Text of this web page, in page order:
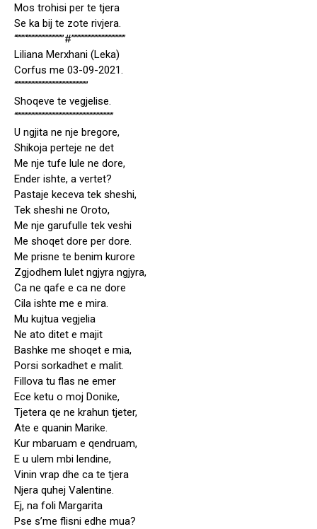
Mos trohisi per te tjera
Se ka bij te zote rivjera.
“”””‘”””””””””””””#”””””””””””””””””””
Liliana Merxhani (Leka)
Corfus me 03-09-2021.
“”””””””””””””””””””””””””
Shoqeve te vegjelise.
“””””””””””””””””””””””””””””””””””
U ngjita ne nje bregore,
Shikoja perteje ne det
Me nje tufe lule ne dore,
Ender ishte, a vertet?
Pastaje keceva tek sheshi,
Tek sheshi ne Oroto,
Me nje garufulle tek veshi
Me shoqet dore per dore.
Me prisne te benim kurore
Zgjodhem lulet ngjyra ngjyra,
Ca ne qafe e ca ne dore
Cila ishte me e mira.
Mu kujtua vegjelia
Ne ato ditet e majit
Bashke me shoqet e mia,
Porsi sorkadhet e malit.
Fillova tu flas ne emer
Ece ketu o moj Donike,
Tjetera qe ne krahun tjeter,
Ate e quanin Marike.
Kur mbaruam e qendruam,
E u ulem mbi lendine,
Vinin vrap dhe ca te tjera
Njera quhej Valentine.
Ej, na foli Margarita
Pse s’me flisni edhe mua?